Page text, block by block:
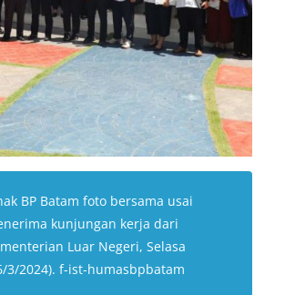
BP Batam foto bersama usai
kunjungan kerja dari
Luar Negeri, Selasa
3/2024). f-ist-humasbpbatam